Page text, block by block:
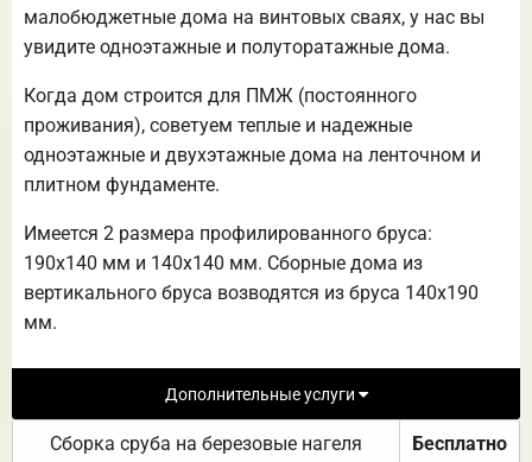
малобюджетные дома на винтовых сваях, у нас вы
увидите одноэтажные и полуторатажные дома.
Когда дом строится для ПМЖ (постоянного
проживания), советуем теплые и надежные
одноэтажные и двухэтажные дома на ленточном и
плитном фундаменте.
Имеется 2 размера профилированного бруса:
190х140 мм и 140х140 мм. Сборные дома из
вертикального бруса возводятся из бруса 140х190
мм.
Дополнительные услуги
Сборка сруба на березовые нагеля Бесплатно